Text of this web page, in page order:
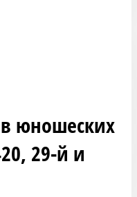
юношеских
29-й и